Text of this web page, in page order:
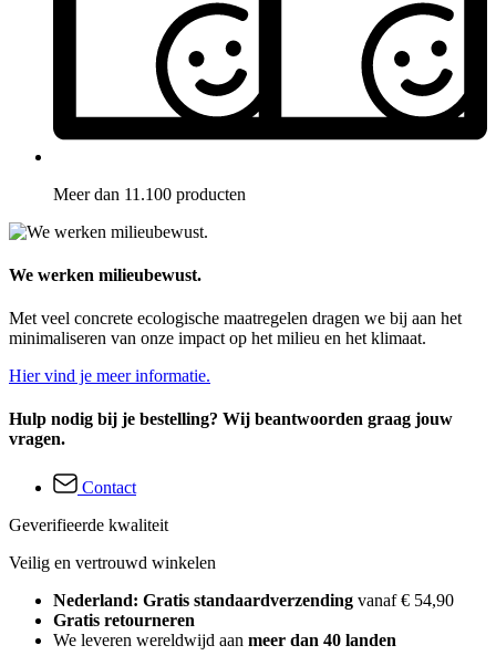
Meer dan 11.100 producten
We werken milieubewust.
Met veel concrete ecologische maatregelen dragen we bij aan het
minimaliseren van onze impact op het milieu en het klimaat.
Hier vind je meer informatie.
Hulp nodig bij je bestelling? Wij beantwoorden graag jouw
vragen.
Contact
Geverifieerde kwaliteit
Veilig en vertrouwd winkelen
Nederland: Gratis standaardverzending vanaf € 54,90
Gratis retourneren
We leveren wereldwijd aan meer dan 40 landen